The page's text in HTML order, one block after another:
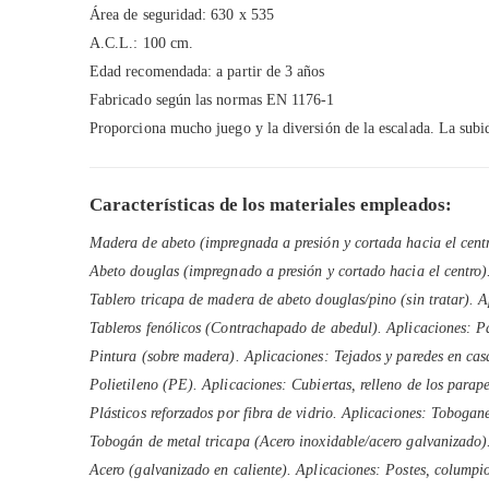
Área de seguridad: 630 x 535
A.C.L.: 100 cm.
Edad recomendada: a partir de 3 años
Fabricado según las normas EN 1176-1
Proporciona mucho juego y la diversión de la escalada. La
Características de los materiales empleados:
Madera de abeto (impregnada a presión y cortada hacia el
Abeto douglas (impregnado a presión y cortado hacia el
Tablero tricapa de madera de abeto douglas/pino (sin tratar).
Tableros fenólicos (Contrachapado de abedul). Aplicaciones:
Pintura (sobre madera). Aplicaciones: Tejados y paredes en
Polietileno (PE). Aplicaciones: Cubiertas, relleno de los
Plásticos reforzados por fibra de vidrio. Aplicaciones:
Tobogán de metal tricapa (Acero inoxidable/acero
Acero (galvanizado en caliente). Aplicaciones: Postes,